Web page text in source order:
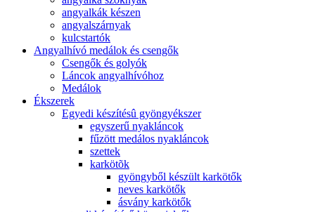
angyalkák készen
angyalszárnyak
kulcstartók
Angyalhívó medálok és csengők
Csengők és golyók
Láncok angyalhívóhoz
Medálok
Ékszerek
Egyedi készítésû gyöngyékszer
egyszerű nyakláncok
fűzött medálos nyakláncok
szettek
karkötõk
gyöngyből készült karkötők
neves karkötők
ásvány karkötők